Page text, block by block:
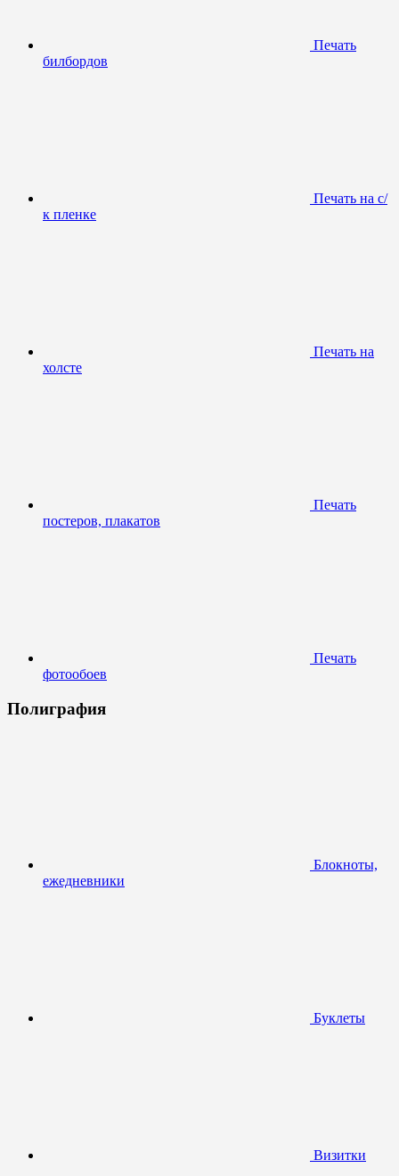
Печать
билбордов
Печать на с/
к пленке
Печать на
холсте
Печать
постеров, плакатов
Печать
фотообоев
Полиграфия
Блокноты,
ежедневники
Буклеты
Визитки